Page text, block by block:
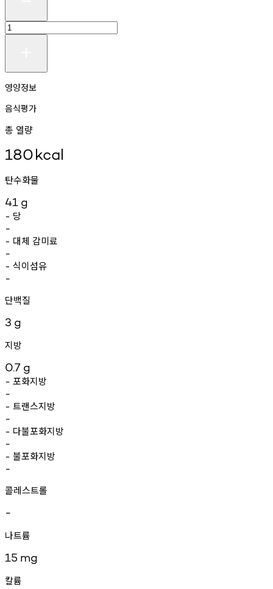
영양정보
음식평가
총 열량
180kcal
탄수화물
41 g
- 당
-
- 대체 감미료
-
- 식이섬유
-
단백질
3 g
지방
0.7 g
- 포화지방
-
- 트랜스지방
-
- 다불포화지방
-
- 불포화지방
-
콜레스트롤
-
나트륨
15 mg
칼륨